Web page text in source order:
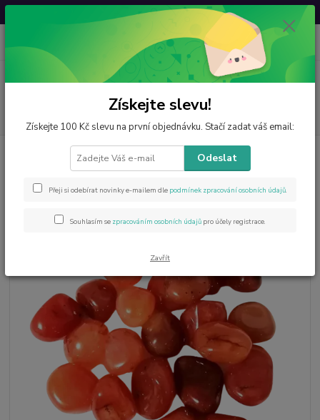
Svatovavřinecká sleva: 20 % s kódemVAVRINEC20
Menu
CZK 0
za
Výrobky z minerálů Karneol tromlovaný malý
Karneol tromlovaný malý
Získejte slevu!
Získejte 100 Kč slevu na první objednávku. Stačí zadat váš email:
Odeslat
Přeji si odebírat novinky e-mailem dle podmínek zpracování osobních údajů.
Souhlasím se zpracováním osobních údajů pro účely registrace.
Zavřít